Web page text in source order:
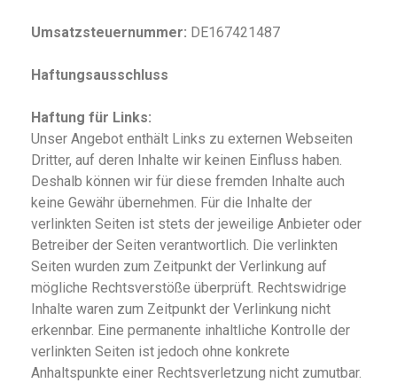
Umsatzsteuernummer: DE167421487
Haftungsausschluss
Haftung für Links:
Unser Angebot enthält Links zu externen Webseiten
Dritter, auf deren Inhalte wir keinen Einfluss haben.
Deshalb können wir für diese fremden Inhalte auch
keine Gewähr übernehmen. Für die Inhalte der
verlinkten Seiten ist stets der jeweilige Anbieter oder
Betreiber der Seiten verantwortlich. Die verlinkten
Seiten wurden zum Zeitpunkt der Verlinkung auf
mögliche Rechtsverstöße überprüft. Rechtswidrige
Inhalte waren zum Zeitpunkt der Verlinkung nicht
erkennbar. Eine permanente inhaltliche Kontrolle der
verlinkten Seiten ist jedoch ohne konkrete
Anhaltspunkte einer Rechtsverletzung nicht zumutbar.